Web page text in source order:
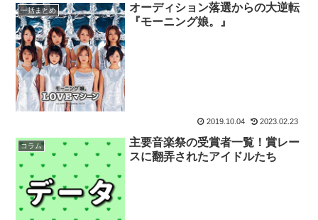
一括まとめ
オーディション落選からの大逆転
『モーニング娘。』
2019.10.04 2023.02.23
コラム
主要音楽祭の受賞者一覧！賞レー
スに翻弄されたアイドルたち